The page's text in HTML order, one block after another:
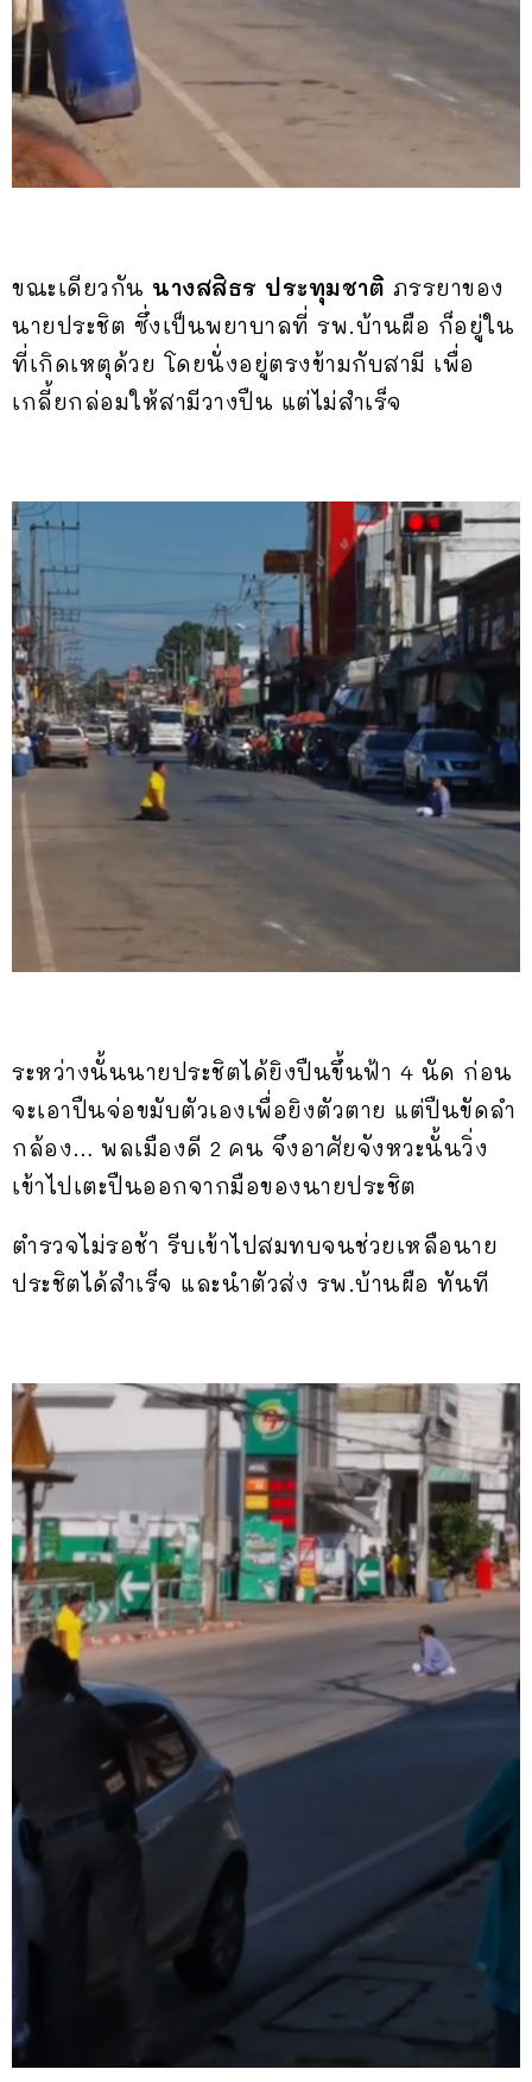
ขณะเดียวกัน นางสสิธร ประทุมชาติ ภรรยาของ
นายประชิต ซึ่งเป็นพยาบาลที่ รพ.บ้านผือ ก็อยู่ใน
ที่เกิดเหตุด้วย โดยนั่งอยู่ตรงข้ามกับสามี เพื่อ
เกลี้ยกล่อมให้สามีวางปืน แต่ไม่สำเร็จ
ระหว่างนั้นนายประชิตได้ยิงปืนขึ้นฟ้า 4 นัด ก่อน
จะเอาปืนจ่อขมับตัวเองเพื่อยิงตัวตาย แต่ปืนขัดลำ
กล้อง… พลเมืองดี 2 คน จึงอาศัยจังหวะนั้นวิ่ง
เข้าไปเตะปืนออกจากมือของนายประชิต
ตำรวจไม่รอช้า รีบเข้าไปสมทบจนช่วยเหลือนาย
ประชิตได้สำเร็จ และนำตัวส่ง รพ.บ้านผือ ทันที